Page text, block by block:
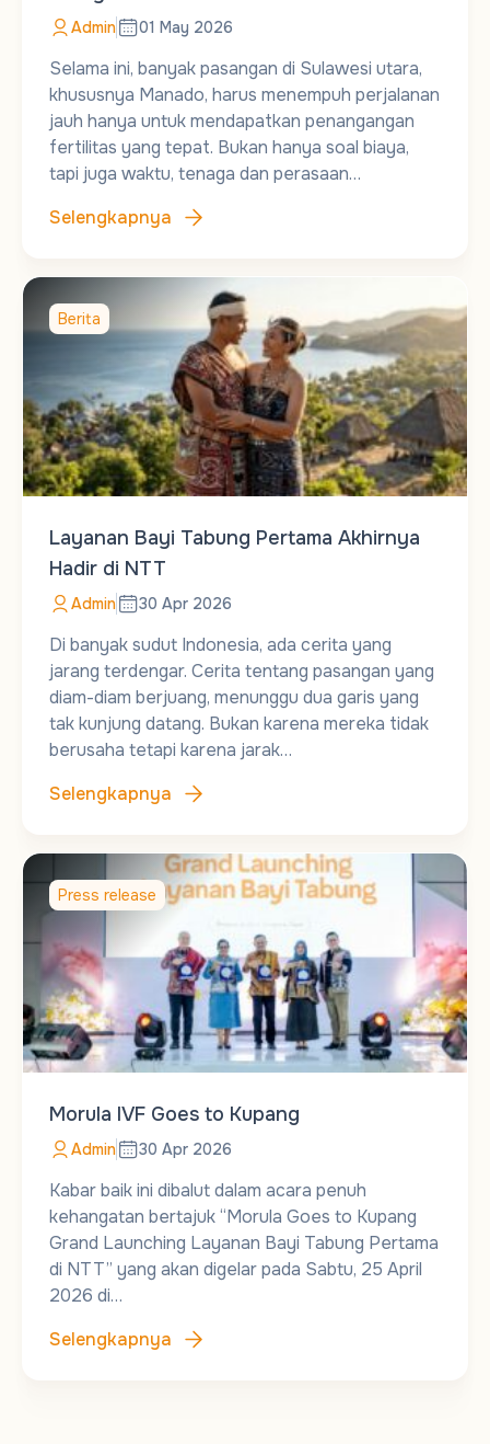
Admin 01 May 2026
Selama ini, banyak pasangan di Sulawesi utara,
khususnya Manado, harus menempuh perjalanan
jauh hanya untuk mendapatkan penangangan
fertilitas yang tepat. Bukan hanya soal biaya,
tapi juga waktu, tenaga dan perasaan…
Selengkapnya
Berita
Layanan Bayi Tabung Pertama Akhirnya
Hadir di NTT
Admin 30 Apr 2026
Di banyak sudut Indonesia, ada cerita yang
jarang terdengar. Cerita tentang pasangan yang
diam-diam berjuang, menunggu dua garis yang
tak kunjung datang. Bukan karena mereka tidak
berusaha tetapi karena jarak…
Selengkapnya
Press release
Morula IVF Goes to Kupang
Admin 30 Apr 2026
Kabar baik ini dibalut dalam acara penuh
kehangatan bertajuk “Morula Goes to Kupang
Grand Launching Layanan Bayi Tabung Pertama
di NTT” yang akan digelar pada Sabtu, 25 April
2026 di…
Selengkapnya